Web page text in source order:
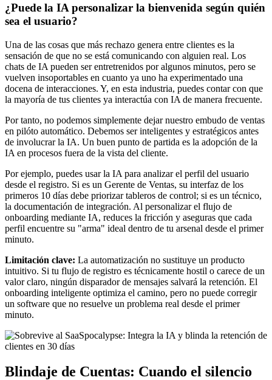
¿Puede la IA personalizar la bienvenida según quién
sea el usuario?
Una de las cosas que más rechazo genera entre clientes es la
sensación de que no se está comunicando con alguien real. Los
chats de IA pueden ser entretrenidos por algunos minutos, pero se
vuelven insoportables en cuanto ya uno ha experimentado una
docena de interacciones. Y, en esta industria, puedes contar con que
la mayoría de tus clientes ya interactúa con IA de manera frecuente.
Por tanto, no podemos simplemente dejar nuestro embudo de ventas
en pilóto automático. Debemos ser inteligentes y estratégicos antes
de involucrar la IA. Un buen punto de partida es la adopción de la
IA en procesos fuera de la vista del cliente.
Por ejemplo, puedes usar la IA para analizar el perfil del usuario
desde el registro. Si es un Gerente de Ventas, su interfaz de los
primeros 10 días debe priorizar tableros de control; si es un técnico,
la documentación de integración. Al personalizar el flujo de
onboarding mediante IA, reduces la fricción y aseguras que cada
perfil encuentre su "arma" ideal dentro de tu arsenal desde el primer
minuto.
Limitación clave: La automatización no sustituye un producto
intuitivo. Si tu flujo de registro es técnicamente hostil o carece de un
valor claro, ningún disparador de mensajes salvará la retención. El
onboarding inteligente optimiza el camino, pero no puede corregir
un software que no resuelve un problema real desde el primer
minuto.
Blindaje de Cuentas: Cuando el silencio